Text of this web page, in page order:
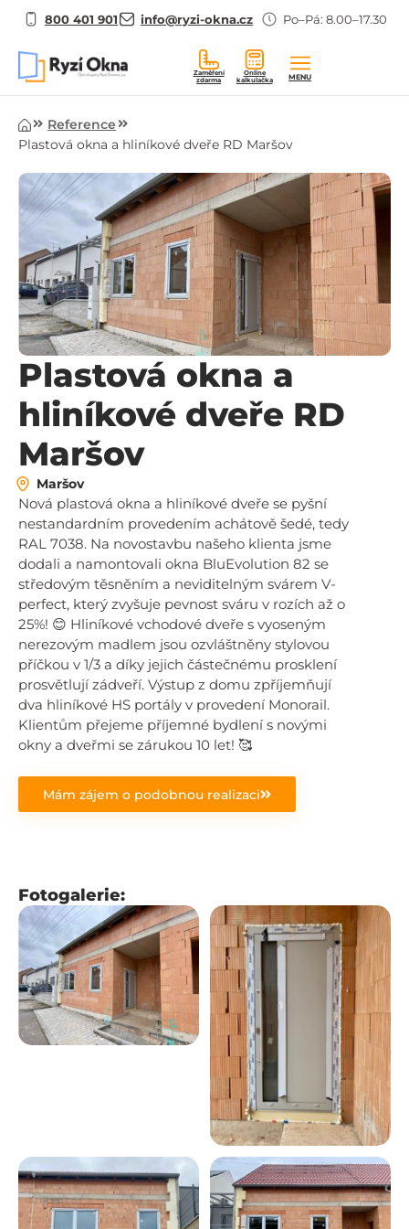
800 401 901 info@ryzi-okna.cz Po–Pá: 8.00–17.30
Zaměření
zdarma
Online
kalkulačka
MENU
ÚvodReference
Plastová okna a hliníkové dveře RD Maršov
Plastová okna a
hliníkové dveře RD
Maršov
Maršov
Nová plastová okna a hliníkové dveře se pyšní
nestandardním provedením achátově šedé, tedy
RAL 7038. Na novostavbu našeho klienta jsme
dodali a namontovali okna BluEvolution 82 se
středovým těsněním a neviditelným svárem V-
perfect, který zvyšuje pevnost sváru v rozích až o
25%! 😊 Hliníkové vchodové dveře s vyoseným
nerezovým madlem jsou ozvláštněny stylovou
příčkou v 1/3 a díky jejich částečnému prosklení
prosvětlují zádveří. Výstup z domu zpříjemňují
dva hliníkové HS portály v provedení Monorail.
Klientům přejeme příjemné bydlení s novými
okny a dveřmi se zárukou 10 let! 🥰
Mám zájem o podobnou realizaci
Fotogalerie: